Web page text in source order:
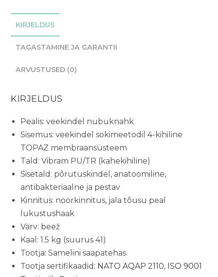
KIRJELDUS
TAGASTAMINE JA GARANTII
ARVUSTUSED (0)
KIRJELDUS
Pealis: veekindel nubuknahk
Sisemus: veekindel sokimeetodil 4-kihiline
TOPAZ membraansüsteem
Tald: Vibram PU/TR (kahekihiline)
Sisetald: põrutuskindel, anatoomiline,
antibakteriaalne ja pestav
Kinnitus: nöörkinnitus, jala tõusu peal
lukustushaak
Värv: beež
Kaal: 1.5 kg (suurus 41)
Tootja: Samelini saapatehas
Tootja sertifikaadid: NATO AQAP 2110, ISO 9001